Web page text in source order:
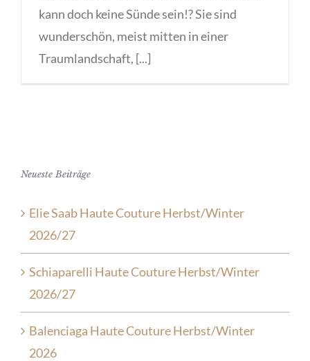
kann doch keine Sünde sein!? Sie sind
wunderschön, meist mitten in einer
Traumlandschaft, [...]
Neueste Beiträge
Elie Saab Haute Couture Herbst/Winter
2026/27
Schiaparelli Haute Couture Herbst/Winter
2026/27
Balenciaga Haute Couture Herbst/Winter
2026